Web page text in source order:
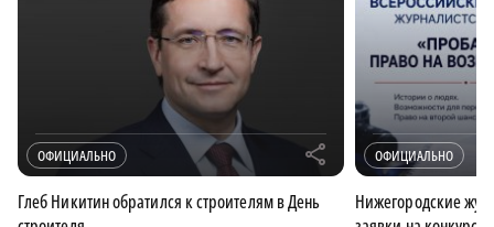
ОФИЦИАЛЬНО r
Глеб Никитин обратился к строителям в День
ОФИЦИАЛЬНО
Нижегородские